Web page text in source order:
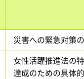
災害への緊急対策
女性活躍推進法の
達成のための具体